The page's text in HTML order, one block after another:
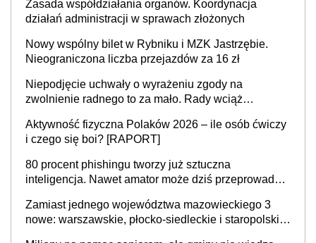
Zasada współdziałania organów. Koordynacja
działań administracji w sprawach złożonych
Nowy wspólny bilet w Rybniku i MZK Jastrzębie.
Nieograniczona liczba przejazdów za 16 zł
Niepodjęcie uchwały o wyrażeniu zgody na
zwolnienie radnego to za mało. Rady wciąż
sprawy
Aktywność fizyczna Polaków 2026 – ile osób ćwiczy
i czego się boi? [RAPORT]
80 procent phishingu tworzy już sztuczna
inteligencja. Nawet amator może dziś przeprowadzić
Zamiast jednego województwa mazowieckiego 3
nowe: warszawskie, płocko-siedleckie i staropolskie.